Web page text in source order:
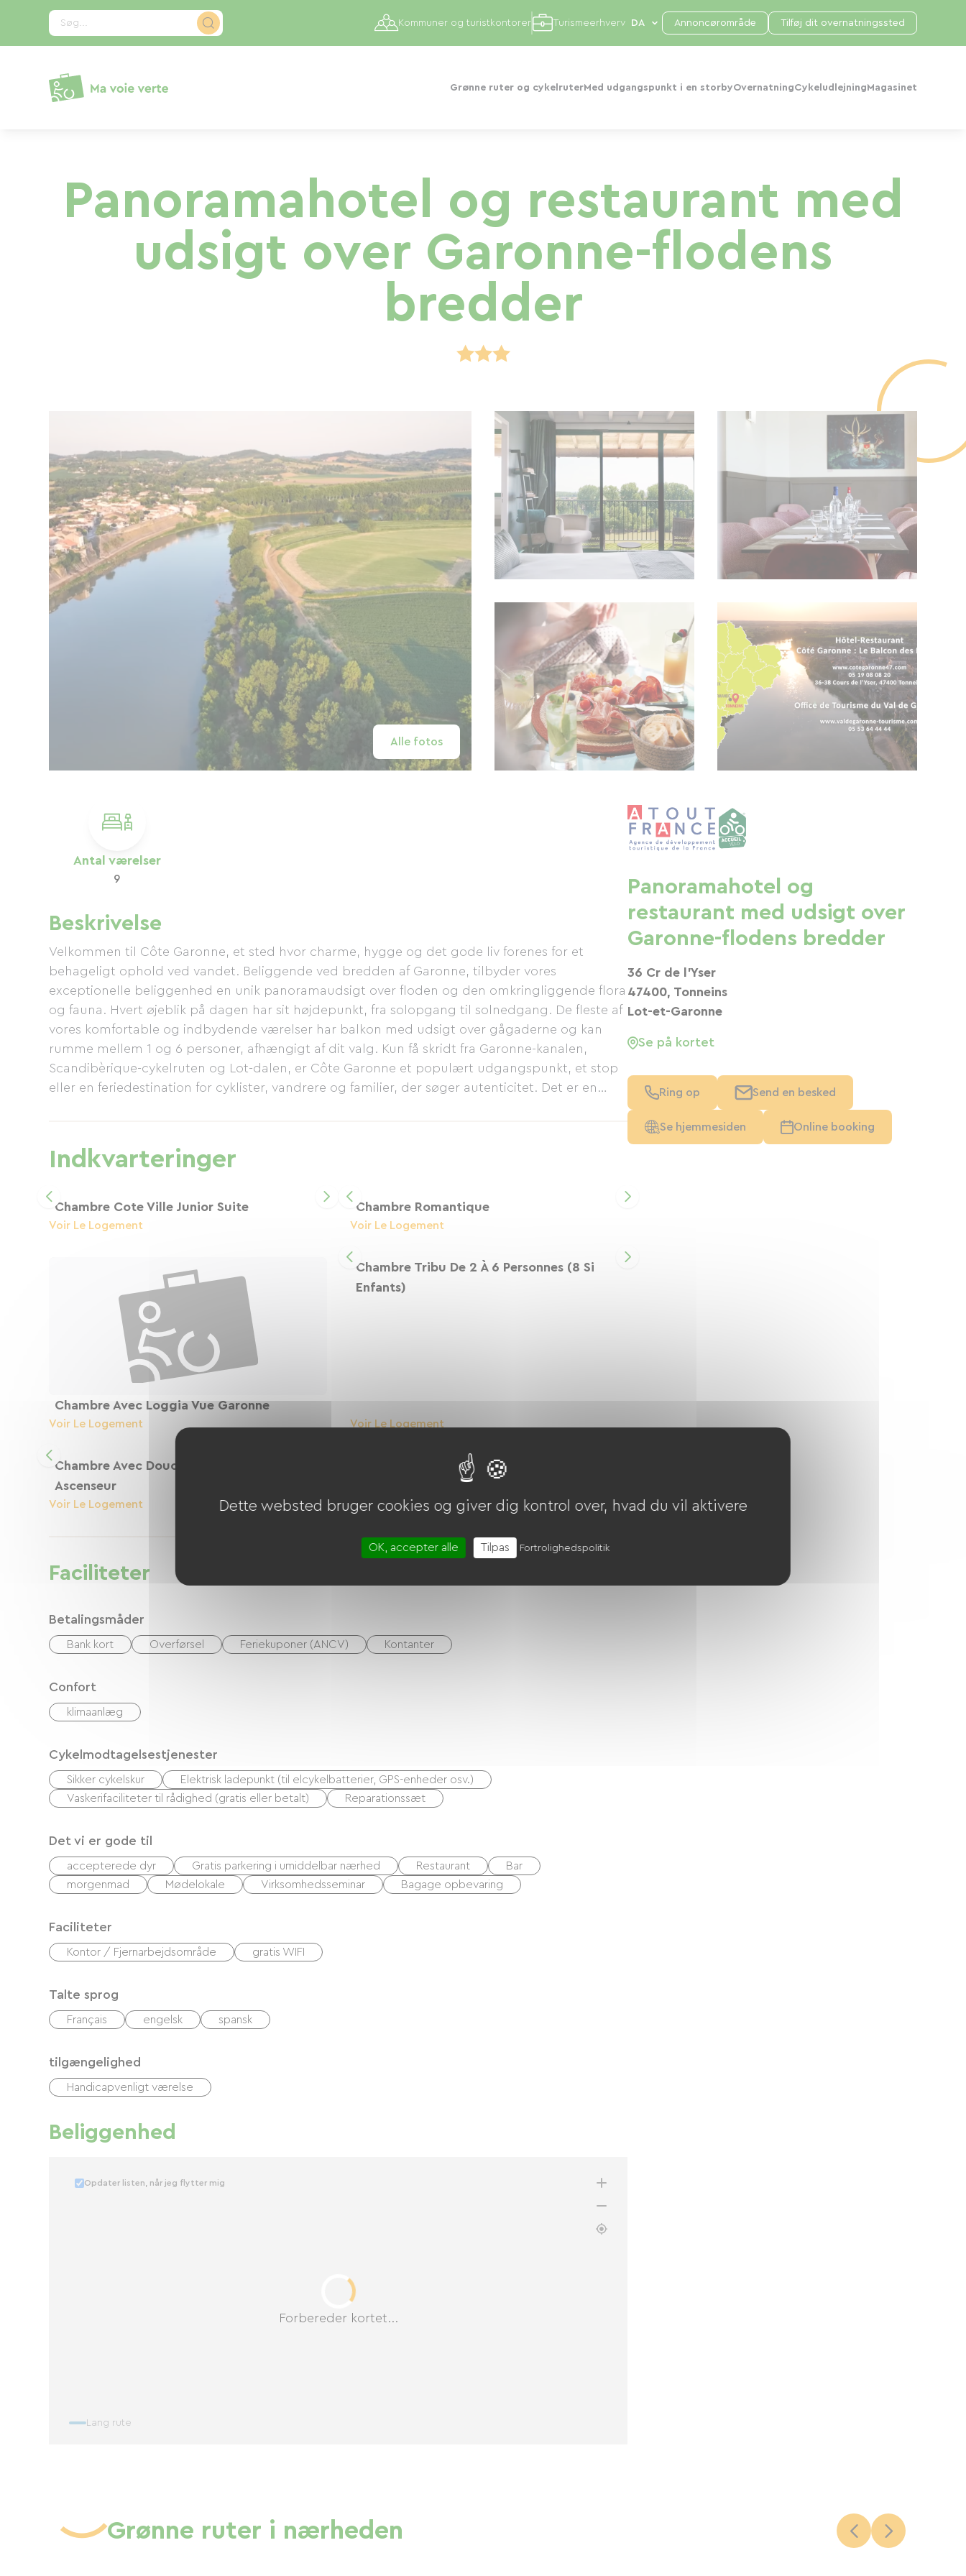
Søg...
Grønne ruter og cykelruterMed udgangspunkt i en storbyOvernatningCykeludlejning Magasinet
Kommuner og turistkontorer Turismeerhverv Annoncørområde Tilføj dit overnatningssted
Panoramahotel og restaurant med
udsigt over Garonne-flodens
bredder
Alle fotos
Antal værelser
9
Beskrivelse
Velkommen til Côte Garonne, et sted hvor charme, hygge og det gode liv forenes for et
behageligt ophold ved vandet. Beliggende ved bredden af ​​Garonne, tilbyder vores
exceptionelle beliggenhed en unik panoramaudsigt over floden og den omkringliggende flora
og fauna. Hvert øjeblik på dagen har sit højdepunkt, fra solopgang til solnedgang. De fleste af
vores komfortable og indbydende værelser har balkon med udsigt over gågaderne og kan
rumme mellem 1 og 6 personer, afhængigt af dit valg. Kun få skridt fra Garonne-kanalen,
Scandibèrique-cykelruten og Lot-dalen, er Côte Garonne et populært udgangspunkt, et stop
eller en feriedestination for cyklister, vandrere og familier, der søger autenticitet. Det er en
velkommen.
Indkvarteringer
Chambre Cote Ville Junior Suite
Voir Le Logement
Chambre Romantique
Voir Le Logement
Chambre Avec Loggia Vue Garonne
Voir Le Logement
Chambre Tribu De 2 À 6 Personnes (8 Si
Enfants)
Voir Le Logement
Chambre Avec Douche Italienne Proche
Ascenseur
Voir Le Logement
Chambre Avec Balcon
Voir Le Logement
Faciliteter
Betalingsmåder
Bank kort Overførsel Feriekuponer (ANCV) Kontanter
Confort
klimaanlæg
Cykelmodtagelsestjenester
Sikker cykelskur
Elektrisk ladepunkt (til elcykelbatterier, GPS-enheder osv.)
Vaskerifaciliteter til rådighed (gratis eller betalt)
Reparationssæt
Det vi er gode til
accepterede dyr Gratis parkering i umiddelbar nærhed Restaurant
Bar
morgenmad
Mødelokale Virksomhedsseminar Bagage opbevaring
Faciliteter
Kontor / Fjernarbejdsområde gratis WIFI
Talte sprog
Français engelsk spansk
tilgængelighed
Handicapvenligt værelse
Beliggenhed
Forbereder kortet...
Opdater listen, når jeg flytter mig
Lang rute
Panoramahotel og
restaurant med udsigt over
Garonne-flodens bredder
36 Cr de l'Yser
47400, Tonneins
Lot-et-Garonne
Se på kortet
Ring op Send en besked
Se hjemmesiden Online booking
Grønne ruter i nærheden
CCookie-styringspanel
Dette websted bruger cookies og giver dig kontrol over, hvad du vil aktivere
OK, accepter alle Tilpas Fortrolighedspolitik